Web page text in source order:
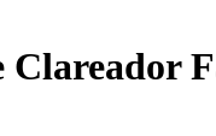
Clareador